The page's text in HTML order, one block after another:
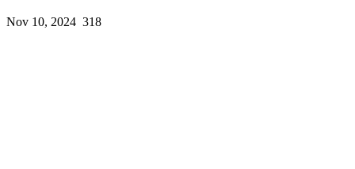
Nov 10, 2024 318